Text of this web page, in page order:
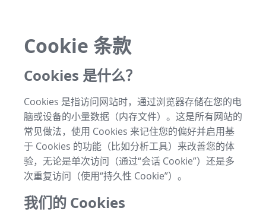
Cookie 条款
Cookies 是什么？
Cookies 是指访问网站时，通过浏览器存储在您的电
脑或设备的小量数据（内存文件）。这是所有网站的
常见做法，使用 Cookies 来记住您的偏好并启用基
于 Cookies 的功能（比如分析工具）来改善您的体
验，无论是单次访问（通过“会话 Cookie”）还是多
次重复访问（使用“持久性 Cookie”）。
我们的 Cookies